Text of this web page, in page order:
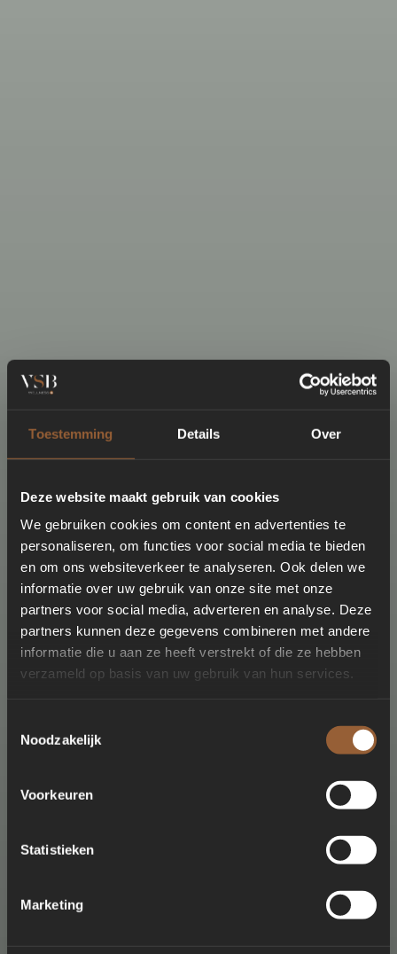
Toestemming Details Over
Deze website maakt gebruik van cookies
We gebruiken cookies om content en advertenties te
personaliseren, om functies voor social media te bieden
en om ons websiteverkeer te analyseren. Ook delen we
informatie over uw gebruik van onze site met onze
partners voor social media, adverteren en analyse. Deze
partners kunnen deze gegevens combineren met andere
informatie die u aan ze heeft verstrekt of die ze hebben
verzameld op basis van uw gebruik van hun services.
Noodzakelijk
Voorkeuren
Statistieken
Marketing